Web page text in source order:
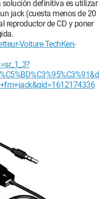
solución definitiva es utilizar
jack (cuesta menos de 20
reproductor de CD y poner
Voiture-TechKen-